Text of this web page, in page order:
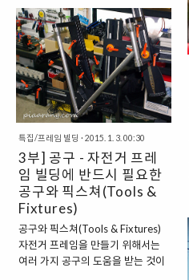
라이더가 핸들 바를 회전시킬 때 포
크가 회전하면서 원하는 방향으로
나아갈 수 있게 합니다. 포크는 핸들
바 스템과 연결되는 스티어러 튜브
그리고 11자 모양으로 길게 뻗어 나
가는 포크 블레이드 끝으로 앞바퀴
축이 직접 고정되는 드롭아웃으로
의 방향 전환을 담당할 뿐만 아니라
승차감을 좌우하기도 하는데요, 이
는 포크 블레이드의 형태와 각도 등
에서 의해 영향을 받습니다. 일반적
으로 프레임 빌딩을 할 때 제작되는
포크는 서스펜션(충격 흡수 장치)이
없는 경우가 대부분입니다. 또한, 포
크의 재질이 철(스틸) 계열인 크로
특집/프레임 빌딩 · 2015. 1. 3. 00:30
3부] 공구 - 자전거 프레
임 빌딩에 반드시 필요한
공구와 픽스쳐(Tools &
Fixtures)
공구와 픽스쳐(Tools & Fixtures)
자전거 프레임을 만들기 위해서는
여러 가지 공구의 도움을 받는 것이